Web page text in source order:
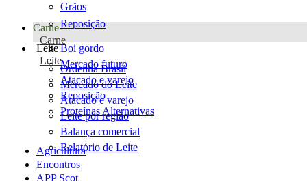
Grãos
Reposição
Carne
Carne
Boi gordo
Mercado futuro
Atacado e varejo
Reposição
Proteínas Alternativas
Leite
Leite
Ordenha Brasil
Mercado do Leite
Atacado e varejo
Leite por região
Balança comercial
Relatório de Leite
Agricultura
Encontros
APP Scot